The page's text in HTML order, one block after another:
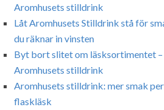
Aromhusets stilldrink
Låt Aromhusets Stilldrink stå för
du räknar in vinsten
Byt bort slitet om läsksortimentet –
Aromhusets stilldrink
Aromhusets stilldrink: mer smak
flaskläsk